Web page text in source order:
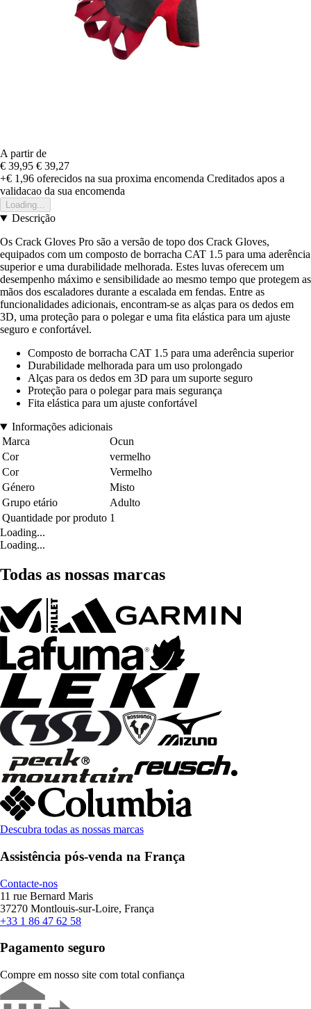
A partir de
€ 39,95 € 39,27
+€ 1,96 oferecidos na sua proxima encomenda Creditados apos a
validacao da sua encomenda
Loading...
Descrição
Os Crack Gloves Pro são a versão de topo dos Crack Gloves,
equipados com um composto de borracha CAT 1.5 para uma aderência
superior e uma durabilidade melhorada. Estes luvas oferecem um
desempenho máximo e sensibilidade ao mesmo tempo que protegem as
mãos dos escaladores durante a escalada em fendas. Entre as
funcionalidades adicionais, encontram-se as alças para os dedos em
3D, uma proteção para o polegar e uma fita elástica para um ajuste
seguro e confortável.
Composto de borracha CAT 1.5 para uma aderência superior
Durabilidade melhorada para um uso prolongado
Alças para os dedos em 3D para um suporte seguro
Proteção para o polegar para mais segurança
Fita elástica para um ajuste confortável
Informações adicionais
Marca
Ocun
Cor
vermelho
Cor
Vermelho
Género
Misto
Grupo etário
Adulto
Quantidade por produto 1
Loading...
Loading...
Todas as nossas marcas
Descubra todas as nossas marcas
Assistência pós-venda na França
Contacte-nos
11 rue Bernard Maris
37270 Montlouis-sur-Loire, França
+33 1 86 47 62 58
Pagamento seguro
Compre em nosso site com total confiança